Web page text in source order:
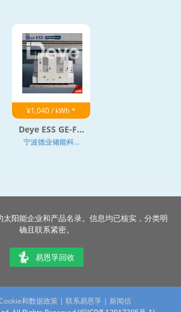
¥1,040 / kWh *
Deye ESS GE-F...
宁波德业储能科...
阳能企业和产品名录。信息均已核实，分类明
确且联系紧密。
易恩孚回收
和数据政策| 联系易恩孚 | 新闻信